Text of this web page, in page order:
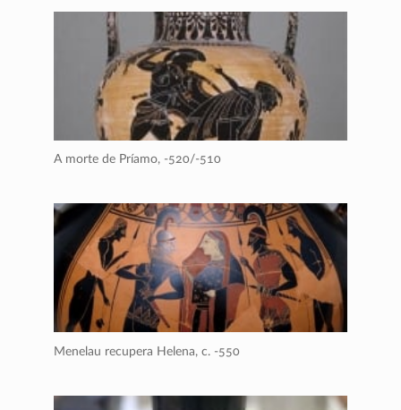
A morte de Príamo, -520/-510
Menelau recupera Helena, c. -550